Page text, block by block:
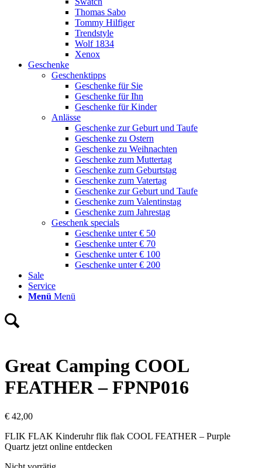
Thomas Sabo
Tommy Hilfiger
Trendstyle
Wolf 1834
Xenox
Geschenke
Geschenktipps
Geschenke für Sie
Geschenke für Ihn
Geschenke für Kinder
Anlässe
Geschenke zur Geburt und Taufe
Geschenke zu Ostern
Geschenke zu Weihnachten
Geschenke zum Muttertag
Geschenke zum Geburtstag
Geschenke zum Vatertag
Geschenke zur Geburt und Taufe
Geschenke zum Valentinstag
Geschenke zum Jahrestag
Geschenk specials
Geschenke unter € 50
Geschenke unter € 70
Geschenke unter € 100
Geschenke unter € 200
Sale
Service
Menü Menü
Great Camping COOL
FEATHER – FPNP016
€ 42,00
FLIK FLAK Kinderuhr flik flak COOL FEATHER – Purple
Quartz jetzt online entdecken